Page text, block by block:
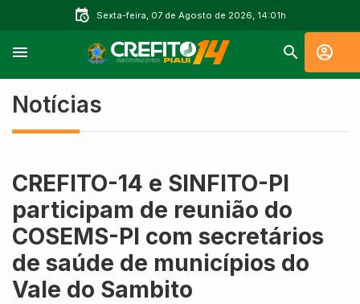
Sexta-feira, 07 de Agosto de 2026, 14:01h
Notícias
CREFITO-14 e SINFITO-PI
participam de reunião do
COSEMS-PI com secretários
de saúde de municípios do
Vale do Sambito